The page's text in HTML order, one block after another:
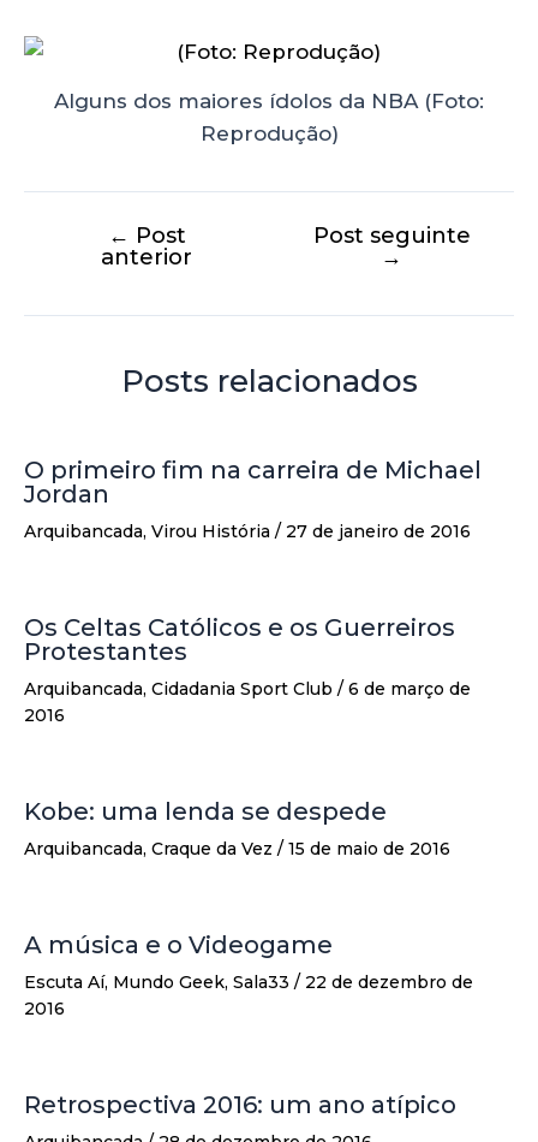
Alguns dos maiores ídolos da NBA (Foto:
Reprodução)
← Post
anterior
Post seguinte
→
Posts relacionados
O primeiro fim na carreira de Michael
Jordan
Arquibancada, Virou História / 27 de janeiro de 2016
Os Celtas Católicos e os Guerreiros
Protestantes
Arquibancada, Cidadania Sport Club / 6 de março de
2016
Kobe: uma lenda se despede
Arquibancada, Craque da Vez / 15 de maio de 2016
A música e o Videogame
Escuta Aí, Mundo Geek, Sala33 / 22 de dezembro de
2016
Retrospectiva 2016: um ano atípico